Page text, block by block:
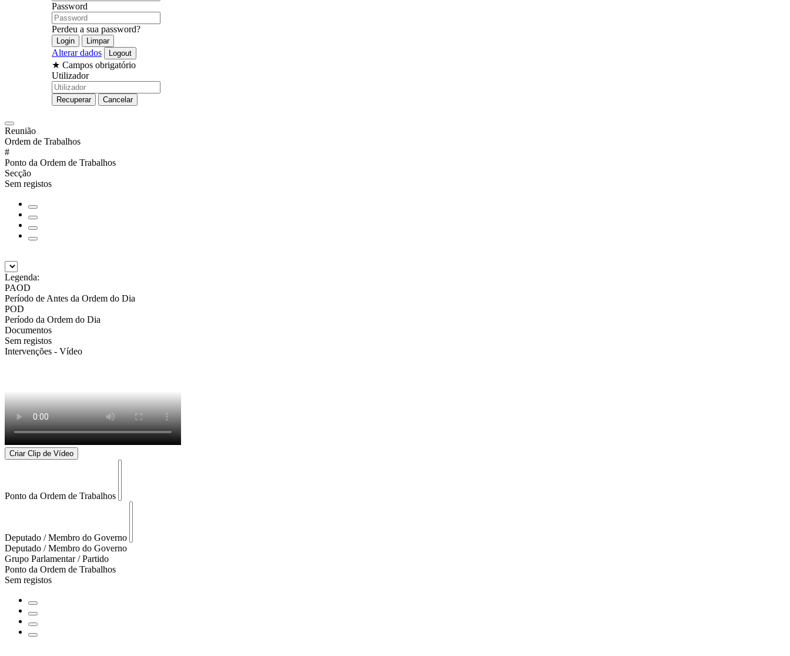
Password
Perdeu a sua password?
Alterar dados
★ Campos obrigatório
Utilizador
Reunião
Ordem de Trabalhos
#
Ponto da Ordem de Trabalhos
Secção
Sem registos
Legenda:
PAOD
Período de Antes da Ordem do Dia
POD
Período da Ordem do Dia
Documentos
Sem registos
Intervenções - Vídeo
Criar Clip de Vídeo
Ponto da Ordem de Trabalhos
Deputado / Membro do Governo
Deputado / Membro do Governo
Grupo Parlamentar / Partido
Ponto da Ordem de Trabalhos
Sem registos